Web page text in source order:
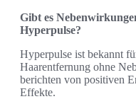
Gibt es
Hyperpulse?
Hyperpulse ist bekannt
Haarentfernung ohne
berichten von positiven
Effekte.